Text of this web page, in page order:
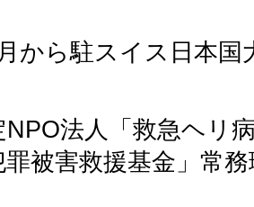
から駐スイス日本
法人「救急ヘリ
被害救援基金」常